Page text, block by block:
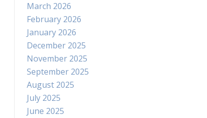
March 2026
February 2026
January 2026
December 2025
November 2025
September 2025
August 2025
July 2025
June 2025